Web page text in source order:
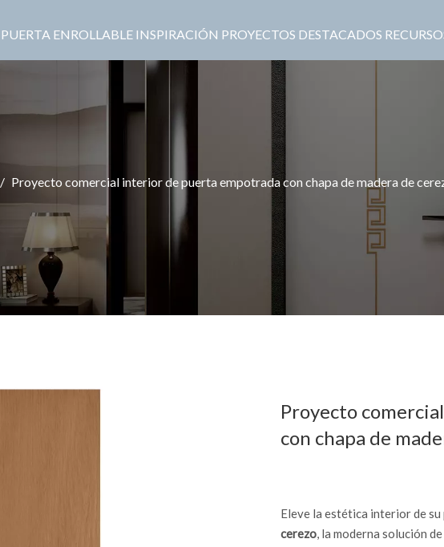
PUERTA ENROLLABLE INSPIRACIÓN PROYECTOS DESTACADOS
/ Proyecto comercial interior de puerta empotrada con chapa de madera de
Proyecto
con chapa de
Eleve la estética interior de
cerezo, la moderna solución